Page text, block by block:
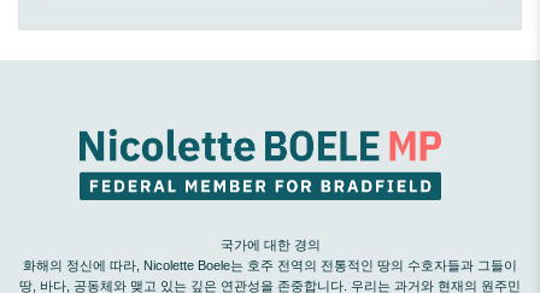
국가에 대한 경의
화해의 정신에 따라, Nicolette Boele는 호주 전역의 전통적인 땅의 수호자들과 그들이
땅, 바다, 공동체와 맺고 있는 깊은 연관성을 존중합니다. 우리는 과거와 현재의 원주민